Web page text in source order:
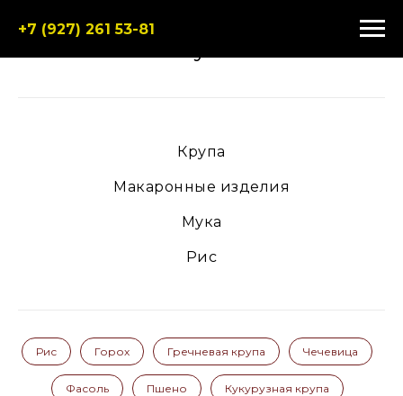
+7 (927) 261 53-81
Крупа
Макаронные изделия
Мука
Рис
Рис Горох Гречневая крупа Чечевица
Фасоль Пшено Кукурузная крупа